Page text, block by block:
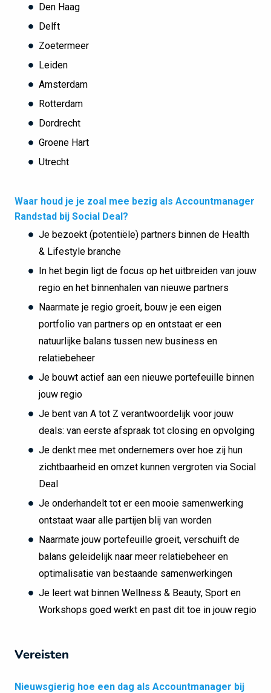
Den Haag
Delft
Zoetermeer
Leiden
Amsterdam
Rotterdam
Dordrecht
Groene Hart
Utrecht
Waar houd je je zoal mee bezig als Accountmanager
Randstad bij Social Deal?
Je bezoekt (potentiële) partners binnen de Health
& Lifestyle branche
In het begin ligt de focus op het uitbreiden van jouw
regio en het binnenhalen van nieuwe partners
Naarmate je regio groeit, bouw je een eigen
portfolio van partners op en ontstaat er een
natuurlijke balans tussen new business en
relatiebeheer
Je bouwt actief aan een nieuwe portefeuille binnen
jouw regio
Je bent van A tot Z verantwoordelijk voor jouw
deals: van eerste afspraak tot closing en opvolging
Je denkt mee met ondernemers over hoe zij hun
zichtbaarheid en omzet kunnen vergroten via Social
Deal
Je onderhandelt tot er een mooie samenwerking
ontstaat waar alle partijen blij van worden
Naarmate jouw portefeuille groeit, verschuift de
balans geleidelijk naar meer relatiebeheer en
optimalisatie van bestaande samenwerkingen
Je leert wat binnen Wellness & Beauty, Sport en
Workshops goed werkt en past dit toe in jouw regio
Vereisten
Nieuwsgierig hoe een dag als Accountmanager bij